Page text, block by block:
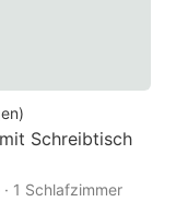
)
Schreibtisch
· 1 Schlafzimmer